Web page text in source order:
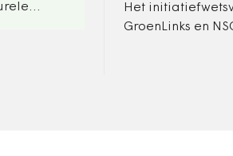
Het
GroenLinks en